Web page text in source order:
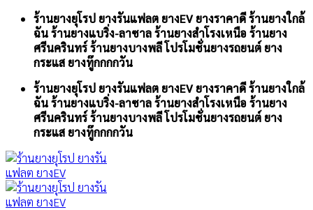
Skip
content
ร้านยางยุโรป ยางรันแฟลต ยางEV ยางราคาดี ร้านยางใกล้
ฉัน ร้านยางแบริ่ง-ลาซาล ร้านยางสำโรงเหนือ ร้านยาง
ศรีนครินทร์ ร้านยางบางพลี โปรโมชั่นยางรถยนต์ ยาง
กระแส ยางทู๊กกกกวัน
ร้านยางยุโรป ยางรันแฟลต ยางEV ยางราคาดี ร้านยางใกล้
ฉัน ร้านยางแบริ่ง-ลาซาล ร้านยางสำโรงเหนือ ร้านยาง
ศรีนครินทร์ ร้านยางบางพลี โปรโมชั่นยางรถยนต์ ยาง
กระแส ยางทู๊กกกกวัน